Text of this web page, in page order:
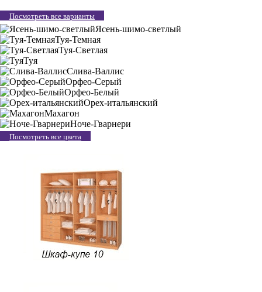
Посмотреть все варианты
Ясень-шимо-светлый
Туя-Темная
Туя-Светлая
Туя
Слива-Валлис
Орфео-Серый
Орфео-Белый
Орех-итальянский
Махагон
Ноче-Гварнери
Посмотреть все цвета